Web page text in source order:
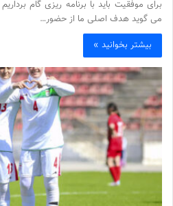
برای موفقیت باید با برنامه ریزی گام
می گوید هدف اصلی ما از حضور…
بیشتر بخوانید »